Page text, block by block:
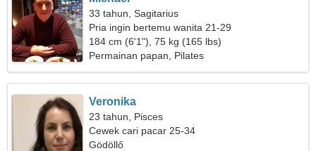
33 tahun, Sagitarius
Pria ingin bertemu wanita 21-29
184 cm (6'1"), 75 kg (165 lbs)
Permainan papan, Pilates
Veronika
23 tahun, Pisces
Cewek cari pacar 25-34
Gödöllő